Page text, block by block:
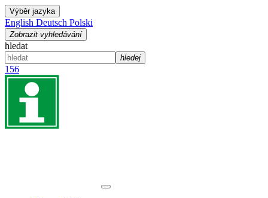
Výběr jazyka
English Deutsch Polski
Zobrazit vyhledávání
hledat
hledej
156